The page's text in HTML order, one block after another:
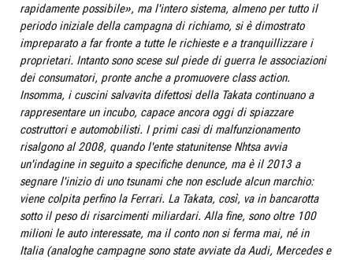
rapidamente possibile», ma l'intero sistema, almeno per tutto il
periodo iniziale della campagna di richiamo, si è dimostrato
impreparato a far fronte a tutte le richieste e a tranquillizzare i
proprietari. Intanto sono scese sul piede di guerra le associazioni
dei consumatori, pronte anche a promuovere class action.
Insomma, i cuscini salvavita difettosi della Takata continuano a
rappresentare un incubo, capace ancora oggi di spiazzare
costruttori e automobilisti. I primi casi di malfunzionamento
risalgono al 2008, quando l'ente statunitense Nhtsa avvia
un'indagine in seguito a specifiche denunce, ma è il 2013 a
segnare l'inizio di uno tsunami che non esclude alcun marchio:
viene colpita perfino la Ferrari. La Takata, così, va in bancarotta
sotto il peso di risarcimenti miliardari. Alla fine, sono oltre 100
milioni le auto interessate, ma il conto non si ferma mai, né in
Italia (analoghe campagne sono state avviate da Audi, Mercedes e